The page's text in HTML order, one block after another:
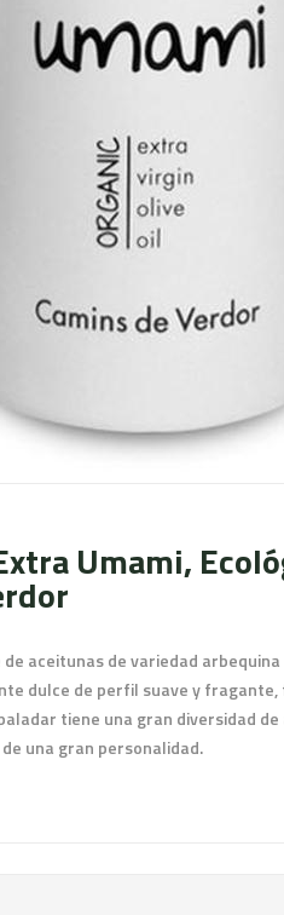
Umami,
aceitunas de variedad
dulce de perfil suave y
tiene una gran diversidad
una gran personalidad.